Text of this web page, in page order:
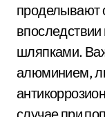
проделывают
шляпками.
алюминием,